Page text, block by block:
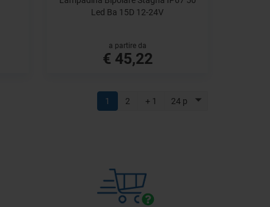
Led Ba 15D 12-24V
a partire da
€ 45,22
24 p
1 2 + 1